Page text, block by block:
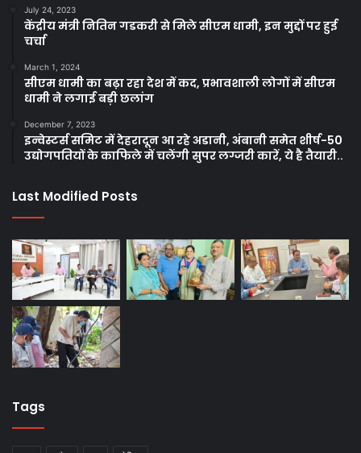
July 24, 2023
केंद्रीय मंत्री नितिन गडकरी से मिले सीएम धामी, इन मुद्दों पर हुई
चर्चा
March 1, 2024
सीएम धामी का बढ़ा रहा देश में कद, प्रभावशाली लोगों में सीएम
धामी ने लगाई बड़ी छलांग
December 7, 2023
इन्वेस्टर्स समिट में देहरादून आ रहे अडानी, अंबानी समेत शीर्ष-50
उद्योगपतियों के काफिले में चलेंगी सुपर लग्जरी कारें, ये है तैयारी..
Last Modified Posts
Tags